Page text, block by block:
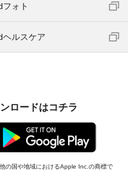
フォト
ヘルスケア
ロードはコチラ
の国や地域におけるApple Inc.の商標で